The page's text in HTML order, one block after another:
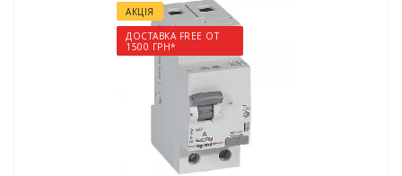
АКЦІЯ
ДОСТАВКА FREE ОТ
1500 ГРН*